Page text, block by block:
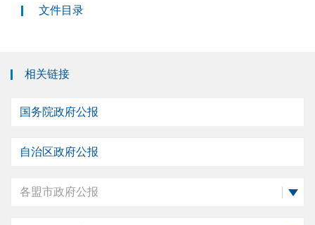
文件目录
相关链接
国务院政府公报
自治区政府公报
各盟市政府公报